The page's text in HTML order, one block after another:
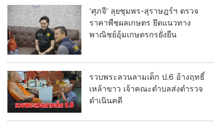
'ศุภจี' ลุยชุมพร-สุราษฎร์ฯ ตรวจ
ราคาพืชผลเกษตร ยึดแนวทาง
พาณิชย์อุ้มเกษตรกรยั่งยืน
รวบพระลวนลามเด็ก ป.6 อ้างฤทธิ์
เหล้าขาว เจ้าคณะตำบลส่งตำรวจ
ดำเนินคดี